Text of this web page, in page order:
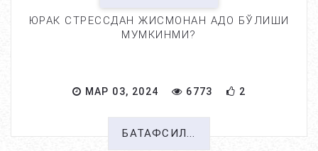
ЮРАК СТРЕССДАН ЖИСМОНАН АДО БЎЛИШИ
МУМКИНМИ?
МАР 03, 2024 6773 2
БАТАФСИЛ...